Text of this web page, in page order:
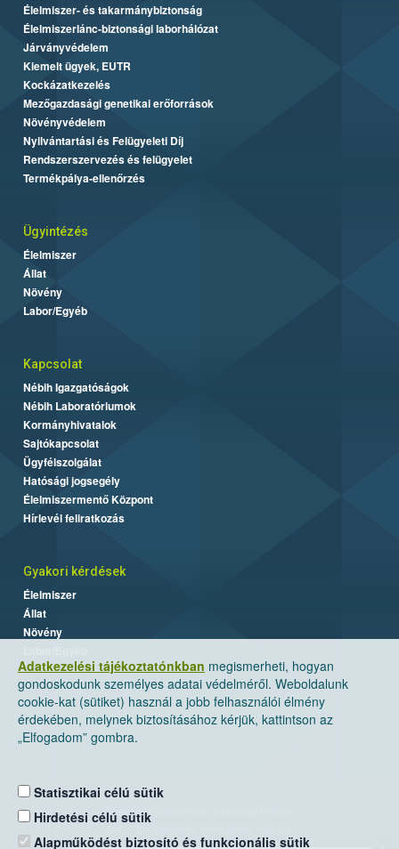
Adatkezelési tájékoztatónkban megismerheti, hogyan
gondoskodunk személyes adatai védelméről. Weboldalunk
cookie-kat (sütiket) használ a jobb felhasználói élmény
érdekében, melynek biztosításához kérjük, kattintson az
„Elfogadom” gombra.
Statisztikai célú sütik
Hirdetési célú sütik
Alapműködést biztosító és funkcionális sütik
Élelmiszer- és takarmánybiztonság
Élelmiszerlánc-biztonsági laborhálózat
Járványvédelem
Kiemelt ügyek, EUTR
Kockázatkezelés
Mezőgazdasági genetikai erőforrások
Növényvédelem
Nyilvántartási és Felügyeleti Díj
Rendszerszervezés és felügyelet
Termékpálya-ellenőrzés
Ügyintézés
Élelmiszer
Állat
Növény
Labor/Egyéb
Kapcsolat
Nébih Igazgatóságok
Nébih Laboratóriumok
Kormányhivatalok
Sajtókapcsolat
Ügyfélszolgálat
Hatósági jogsegély
Élelmiszermentő Központ
Hírlevél feliratkozás
Gyakori kérdések
Élelmiszer
Állat
Növény
Nemzeti Élelmiszerlánc-biztonsági Hivatal
Levelezési cím: 1525 Budapest. Pf. 30.